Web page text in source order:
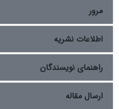
مظفرالدین‌شاه بوده است. از
مربوط به صاحب‌منصبان
بلده، سوادکوه و بندپی ایالت
پژوهش نشان می‌دهد که
دورة قاجار نقش مهمی در
وقف دارایی‌های متنوع خود،
کمک می‌کردند. تنوع در نوع
همچنین توزیع زمانی و
وضعیت وقف در این دوره و در
مرور
اطلاعات نشریه
راهنمای نویسندگان
ارسال مقاله